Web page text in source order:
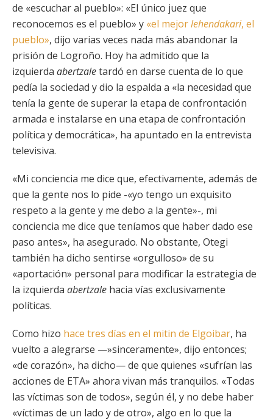
de «escuchar al pueblo»: «El único juez que
reconocemos es el pueblo» y «el mejorlehendakari, el
pueblo», dijo varias veces nada más abandonar la
prisión de Logroño. Hoy ha admitido que la
izquierda abertzaletardó en darse cuenta de lo que
pedía la sociedad y dio la espalda a «la necesidad que
tenía la gente de superar la etapa de confrontación
armada e instalarse en una etapa de confrontación
política y democrática», ha apuntado en la entrevista
televisiva.
«Mi conciencia me dice que, efectivamente, además de
que la gente nos lo pide -«yo tengo un exquisito
respeto a la gente y me debo a la gente»-, mi
conciencia me dice que teníamos que haber dado ese
paso antes», ha asegurado. No obstante, Otegi
también ha dicho sentirse «orgulloso» de su
«aportación» personal para modificar la estrategia de
la izquierda abertzale hacia vías exclusivamente
políticas.
Como hizo hace tres días en el mitin de Elgoibar, ha
vuelto a alegrarse —»sinceramente», dijo entonces;
«de corazón», ha dicho— de que quienes «sufrían las
acciones de ETA» ahora vivan más tranquilos. «Todas
las víctimas son de todos», según él, y no debe haber
«víctimas de un lado y de otro», algo en lo que la